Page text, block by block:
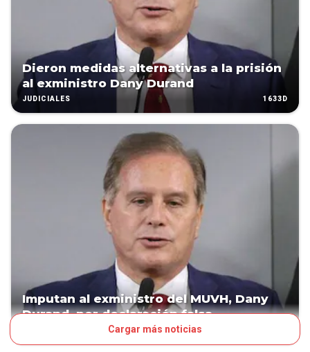
Dieron medidas alternativas a la prisión
al exministro Dany Durand
JUDICIALES 1633D
Imputan al exministro del MUVH, Dany
Durand, por declaración falsa
Cargar más noticias